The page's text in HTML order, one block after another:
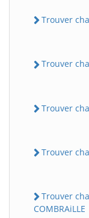
Trouver
Trouver
Trouver
Trouver
Trouver
COMBRAiLLE